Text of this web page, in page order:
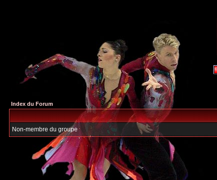
Index du Forum
Non-membre du groupe